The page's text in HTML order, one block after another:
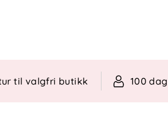
til valgfri butikk 100